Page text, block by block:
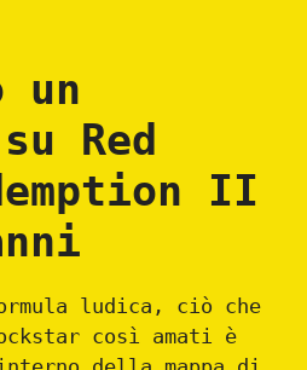
un
Red
II
ludica, ciò che
così amati è